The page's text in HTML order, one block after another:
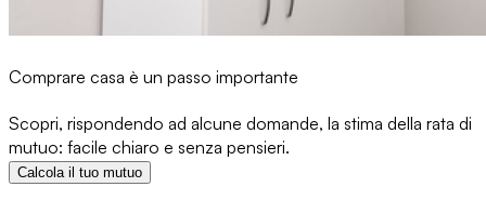
Comprare casa è un passo importante
Scopri, rispondendo ad alcune domande, la stima della rata di
mutuo: facile chiaro e senza pensieri.
Calcola il tuo mutuo